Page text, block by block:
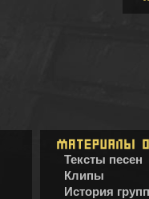
Тексты песен
Клипы
История